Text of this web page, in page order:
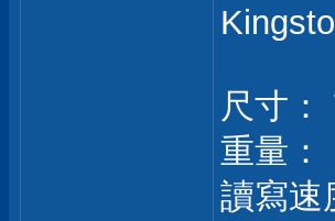
尺寸
重量：
讀寫速